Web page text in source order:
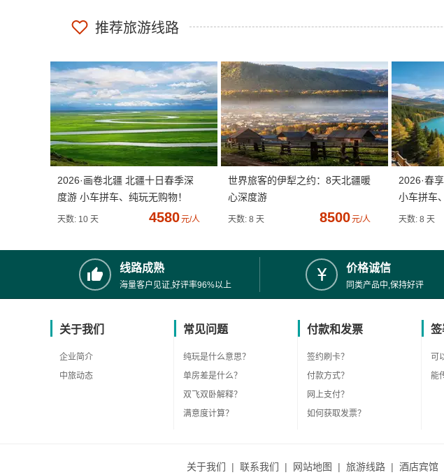
推荐旅游线路
2026·画卷北疆 北疆十日春季深
度游 小车拼车、纯玩无购物！
天数: 10 天 4580元/人
世界旅客的伊犁之约：8天北疆暖
心深度游
天数: 8 天 8500元/人
2026·春
小车拼车
天数: 8 天
线路成熟
海量客户见证,好评率96%以上
价格诚信
同类产品中,保持好评
关于我们
企业简介
中旅动态
常见问题
纯玩是什么意思？
单房差是什么？
双飞双卧解释？
满意度计算？
付款和发票
签约刷卡？
付款方式？
网上支付？
如何获取发票？
签
可
能
关于我们 | 联系我们 | 网站地图 | 旅游线路 | 酒店宾馆